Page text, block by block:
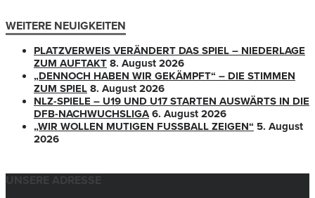
WEITERE NEUIGKEITEN
PLATZVERWEIS VERÄNDERT DAS SPIEL – NIEDERLAGE
ZUM AUFTAKT 8. August 2026
„DENNOCH HABEN WIR GEKÄMPFT“ – DIE STIMMEN
ZUM SPIEL 8. August 2026
NLZ-SPIELE – U19 UND U17 STARTEN AUSWÄRTS IN DIE
DFB-NACHWUCHSLIGA 6. August 2026
„WIR WOLLEN MUTIGEN FUSSBALL ZEIGEN“
5. August
2026
UNSERE ADRESSE